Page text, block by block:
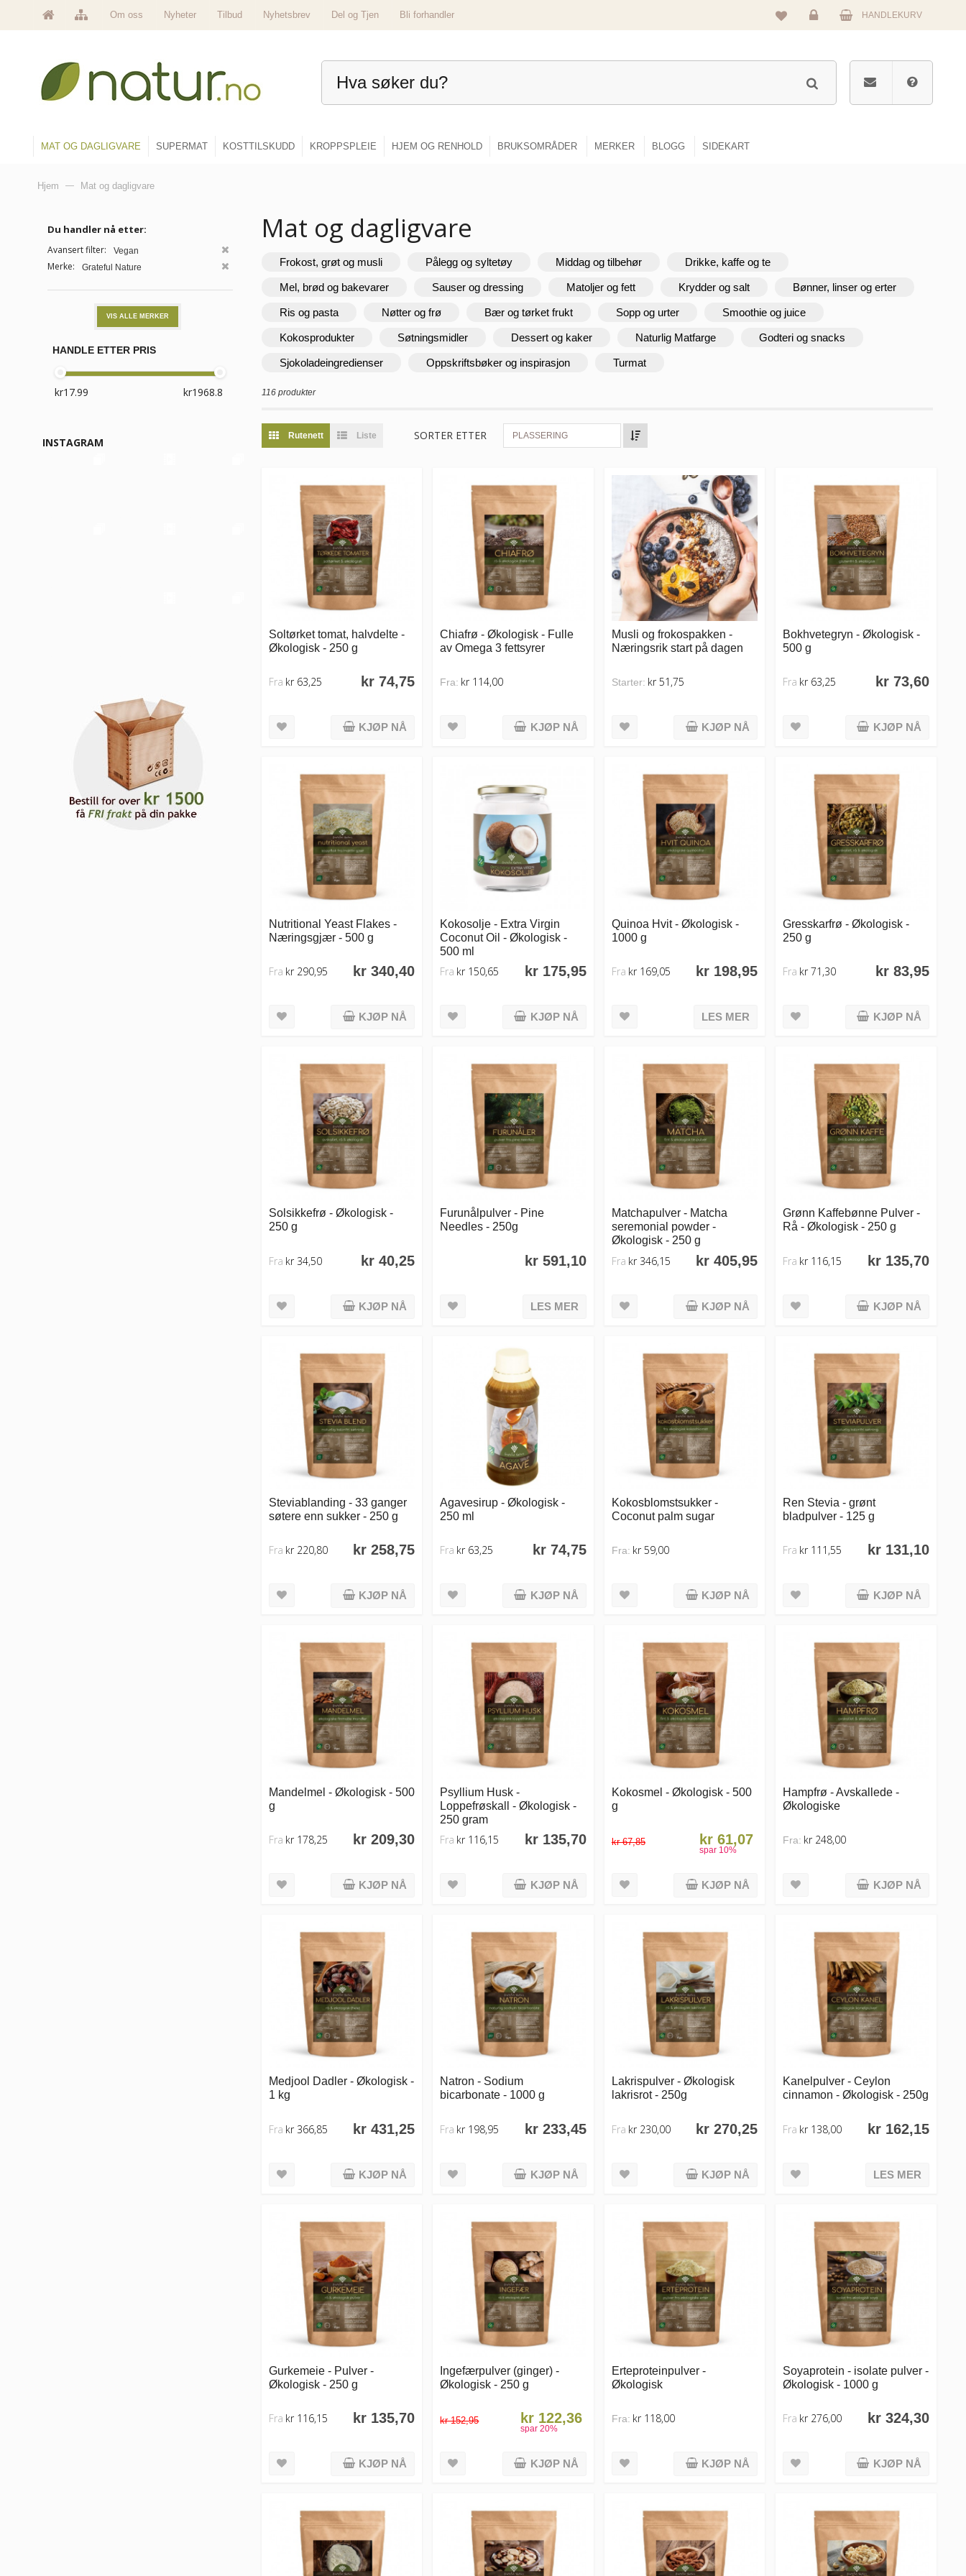
Om oss Nyheter Tilbud Nyhetsbrev Del og Tjen
Bli forhandler
Logg
HANDLEKURV
MAT OG DAGLIGVARE SUPERMAT KOSTTILSKUDD KROPPSPLEIE HJEM OG RENHOLD BRUKSOMRÅDER MERKER BLOGG SIDEKART
Hjem — Mat og dagligvare
Mat og dagligvare
Frokost, grøt og musli Pålegg og syltetøy Middag og tilbehør Drikke, kaffe og te
Mel, brød og bakevarer Sauser og dressing Matoljer og fett Krydder og salt Bønner, linser og erter
Ris og pasta Nøtter og frø Bær og tørket frukt Sopp og urter Smoothie og juice
Kokosprodukter Søtningsmidler Dessert og kaker Naturlig Matfarge Godteri og snacks
Sjokoladeingredienser Oppskriftsbøker og inspirasjon Turmat
116 produkter
Rutenett Liste SORTER ETTER PLASSERING
Soltørket tomat, halvdelte -
Økologisk - 250 g
kr 74,75
Fra kr 63,25
KJØP NÅ
Chiafrø - Økologisk - Fulle
av Omega 3 fettsyrer
Fra: kr 114,00
KJØP NÅ
Musli og frokospakken -
Næringsrik start på dagen
Starter: kr 51,75
KJØP NÅ
Bokhvetegryn - Økologisk -
500 g
kr 73,60
Fra kr 63,25
KJØP NÅ
Nutritional Yeast Flakes -
Næringsgjær - 500 g
kr 340,40
Fra kr 290,95
KJØP NÅ
Kokosolje - Extra Virgin
Coconut Oil - Økologisk -
500 ml
kr 175,95
Fra kr 150,65
KJØP NÅ
Quinoa Hvit - Økologisk -
1000 g
kr 198,95
Fra kr 169,05
LES MER
Gresskarfrø - Økologisk -
250 g
kr 83,95
Fra kr 71,30
KJØP NÅ
Solsikkefrø - Økologisk -
250 g
kr 40,25
Fra kr 34,50
KJØP NÅ
Furunålpulver - Pine
Needles - 250g
kr 591,10
LES MER
Matchapulver - Matcha
seremonial powder -
Økologisk - 250 g
kr 405,95
Fra kr 346,15
KJØP NÅ
Grønn Kaffebønne Pulver -
Rå - Økologisk - 250 g
kr 135,70
Fra kr 116,15
KJØP NÅ
Steviablanding - 33 ganger
søtere enn sukker - 250 g
kr 258,75
Fra kr 220,80
KJØP NÅ
Agavesirup - Økologisk -
250 ml
kr 74,75
Fra kr 63,25
KJØP NÅ
Kokosblomstsukker -
Coconut palm sugar
Fra: kr 59,00
KJØP NÅ
Ren Stevia - grønt
bladpulver - 125 g
kr 131,10
Fra kr 111,55
KJØP NÅ
Mandelmel - Økologisk - 500
g
kr 209,30
Fra kr 178,25
KJØP NÅ
Psyllium Husk -
Loppefrøskall - Økologisk -
250 gram
kr 135,70
Fra kr 116,15
KJØP NÅ
Kokosmel - Økologisk - 500
g
kr 67,85 kr 61,07
spar 10%
KJØP NÅ
Hampfrø - Avskallede -
Økologiske
Fra: kr 248,00
KJØP NÅ
Medjool Dadler - Økologisk -
1 kg
kr 431,25
Fra kr 366,85
KJØP NÅ
Natron - Sodium
bicarbonate - 1000 g
kr 233,45
Fra kr 198,95
KJØP NÅ
Lakrispulver - Økologisk
lakrisrot - 250g
kr 270,25
Fra kr 230,00
KJØP NÅ
Kanelpulver - Ceylon
cinnamon - Økologisk - 250g
kr 162,15
Fra kr 138,00
LES MER
Gurkemeie - Pulver -
Økologisk - 250 g
kr 135,70
Fra kr 116,15
KJØP NÅ
Ingefærpulver (ginger) -
Økologisk - 250 g
kr 152,95 kr 122,36
spar 20%
KJØP NÅ
Erteproteinpulver -
Økologisk
Fra: kr 118,00
KJØP NÅ
Soyaprotein - isolate pulver -
Økologisk - 1000 g
kr 324,30
Fra kr 276,00
KJØP NÅ
Du handler nå etter:
Avansert filter: Vegan
Merke: Grateful Nature
VIS ALLE MERKER
HANDLE ETTER PRIS
INSTAGRAM